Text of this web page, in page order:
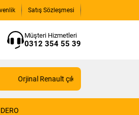
Satış Sözleşmesi
Müşteri Hizmetleri
0312 354 55 39
Orjinal Renault çıkma yedek parçaları için